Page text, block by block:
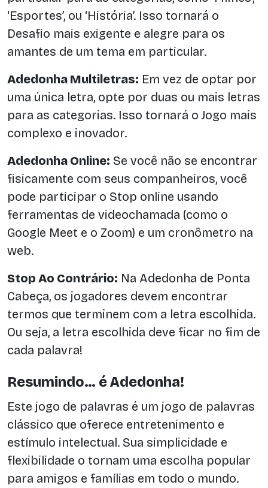
‘Esportes’, ou ‘História’. Isso tornará o
Desafio mais exigente e alegre para os
amantes de um tema em particular.
Adedonha Multiletras: Em vez de optar por
uma única letra, opte por duas ou mais letras
para as categorias. Isso tornará o Jogo mais
complexo e inovador.
Adedonha Online: Se você não se encontrar
fisicamente com seus companheiros, você
pode participar o Stop online usando
ferramentas de videochamada (como o
Google Meet e o Zoom) e um cronômetro na
web.
Stop Ao Contrário: Na Adedonha de Ponta
Cabeça, os jogadores devem encontrar
termos que terminem com a letra escolhida.
Ou seja, a letra escolhida deve ficar no fim de
cada palavra!
Resumindo… é Adedonha!
Este jogo de palavras é um jogo de palavras
clássico que oferece entretenimento e
estímulo intelectual. Sua simplicidade e
flexibilidade o tornam uma escolha popular
para amigos e famílias em todo o mundo.